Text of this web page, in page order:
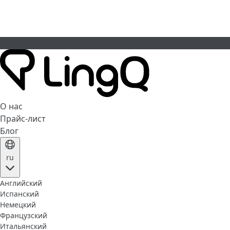
О нас
Прайс-лист
Блог
ru
Английский
Испанский
Немецкий
Французский
Итальянский